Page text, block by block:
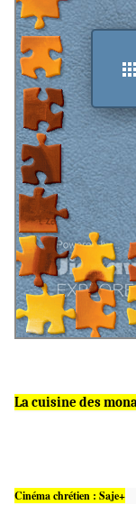
La cuisine des
Cinéma chrétien : Saje+